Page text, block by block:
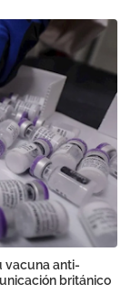
vacuna anti-
británico